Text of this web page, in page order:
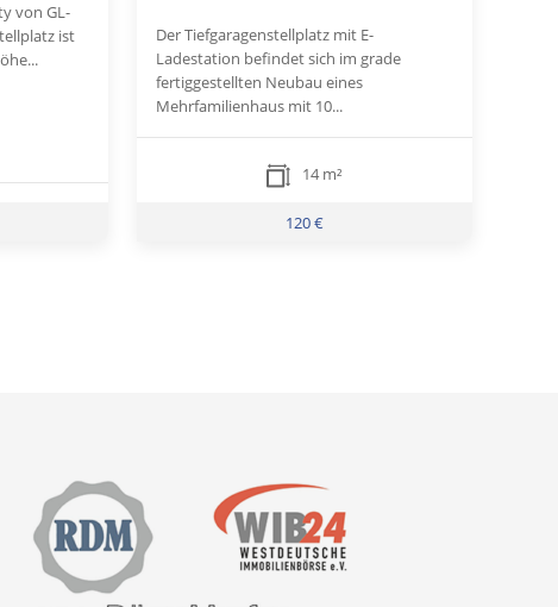
von GL-
ist
Der Tiefgaragenstellplatz mit E-
Ladestation befindet sich im grade
fertiggestellten Neubau eines
Mehrfamilienhaus mit 10...
14 m²
120 €